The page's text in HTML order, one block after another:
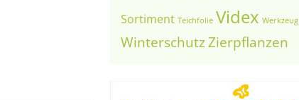
Sortiment Teichfolie Videx Werkzeug
WinterschutzZierpflanzen